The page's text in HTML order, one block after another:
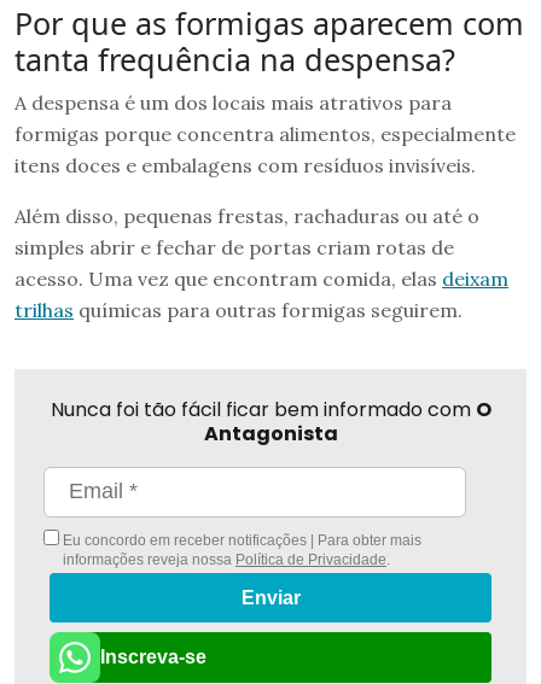
Por que as formigas aparecem com
tanta frequência na despensa?
A despensa é um dos locais mais atrativos para
formigas porque concentra alimentos, especialmente
itens doces e embalagens com resíduos invisíveis.
Além disso, pequenas frestas, rachaduras ou até o
simples abrir e fechar de portas criam rotas de
acesso. Uma vez que encontram comida, elas deixam
trilhas químicas para outras formigas seguirem.
Nunca foi tão fácil ficar bem informado com O
Antagonista
Eu concordo em receber notificações | Para obter mais
informações reveja nossa Política de Privacidade
Enviar
Inscreva-se